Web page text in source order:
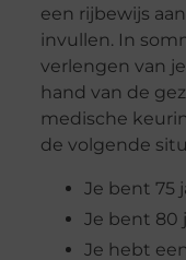
een rijbewijs
invullen. In
verlengen van
hand van de
medische
de volgende
Je bent 75
Je bent 80
Je hebt